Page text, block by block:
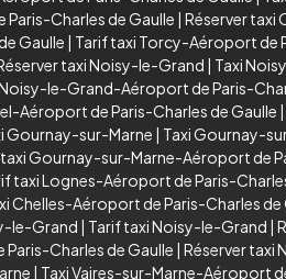
Charles de Gaulle Réserver taxi
Gaulle
Tarif taxi Torcy-Aéroport de
taxi Noisy-le-Grand
Taxi
le-Grand-Aéroport de Paris-
Aéroport de Paris-Charles de Gaulle
Gournay-sur-Marne
Taxi Gournay-
taxi Gournay-sur-Marne-Aéroport de
taxi Lognes-Aéroport de Paris-
Chelles-Aéroport de Paris-Charles de
le-Grand Tarif taxi Noisy-le-Grand
Charles de Gaulle Réserver taxi
Taxi Vaires-sur-Marne-Aéroport